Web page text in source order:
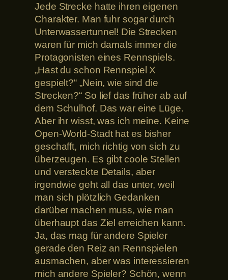
Jede Strecke hatte ihren eigenen
Charakter. Man fuhr sogar durch
Unterwassertunnel! Die Strecken
waren für mich damals immer die
Protagonisten eines Rennspiels.
„Hast du schon Rennspiel X
gespielt?“ „Nein, wie sind die
Strecken?“ So lief das früher ab auf
dem Schulhof. Das war eine Lüge.
Aber ihr wisst, was ich meine. Keine
Open-World-Stadt hat es bisher
geschafft, mich richtig von sich zu
überzeugen. Es gibt coole Stellen
und versteckte Details, aber
irgendwie geht all das unter, weil
man sich plötzlich Gedanken
darüber machen muss, wie man
überhaupt das Ziel erreichen kann.
Ja, das mag für andere Spieler
gerade den Reiz an Rennspielen
ausmachen, aber was interessieren
mich andere Spieler? Schön, wenn